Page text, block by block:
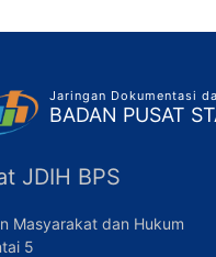
Jaringan Dokumentasi
BADAN PUSAT
JDIH BPS
Masyarakat dan Hukum
5